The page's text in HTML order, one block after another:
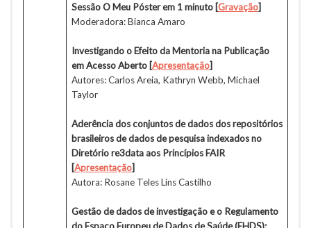
Sessão O Meu Póster em 1 minuto [Gravação]
Moderadora: Bianca Amaro
Investigando o Efeito da Mentoria na Publicação
em Acesso Aberto [Apresentação]
Autores: Carlos Areia, Kathryn Webb, Michael
Taylor
Aderência dos conjuntos de dados dos repositórios
brasileiros de dados de pesquisa indexados no
Diretório re3data aos Princípios FAIR
[Apresentação]
Autora: Rosane Teles Lins Castilho
Gestão de dados de investigação e o Regulamento
do Espaço Europeu de Dados de Saúde (EHDS):